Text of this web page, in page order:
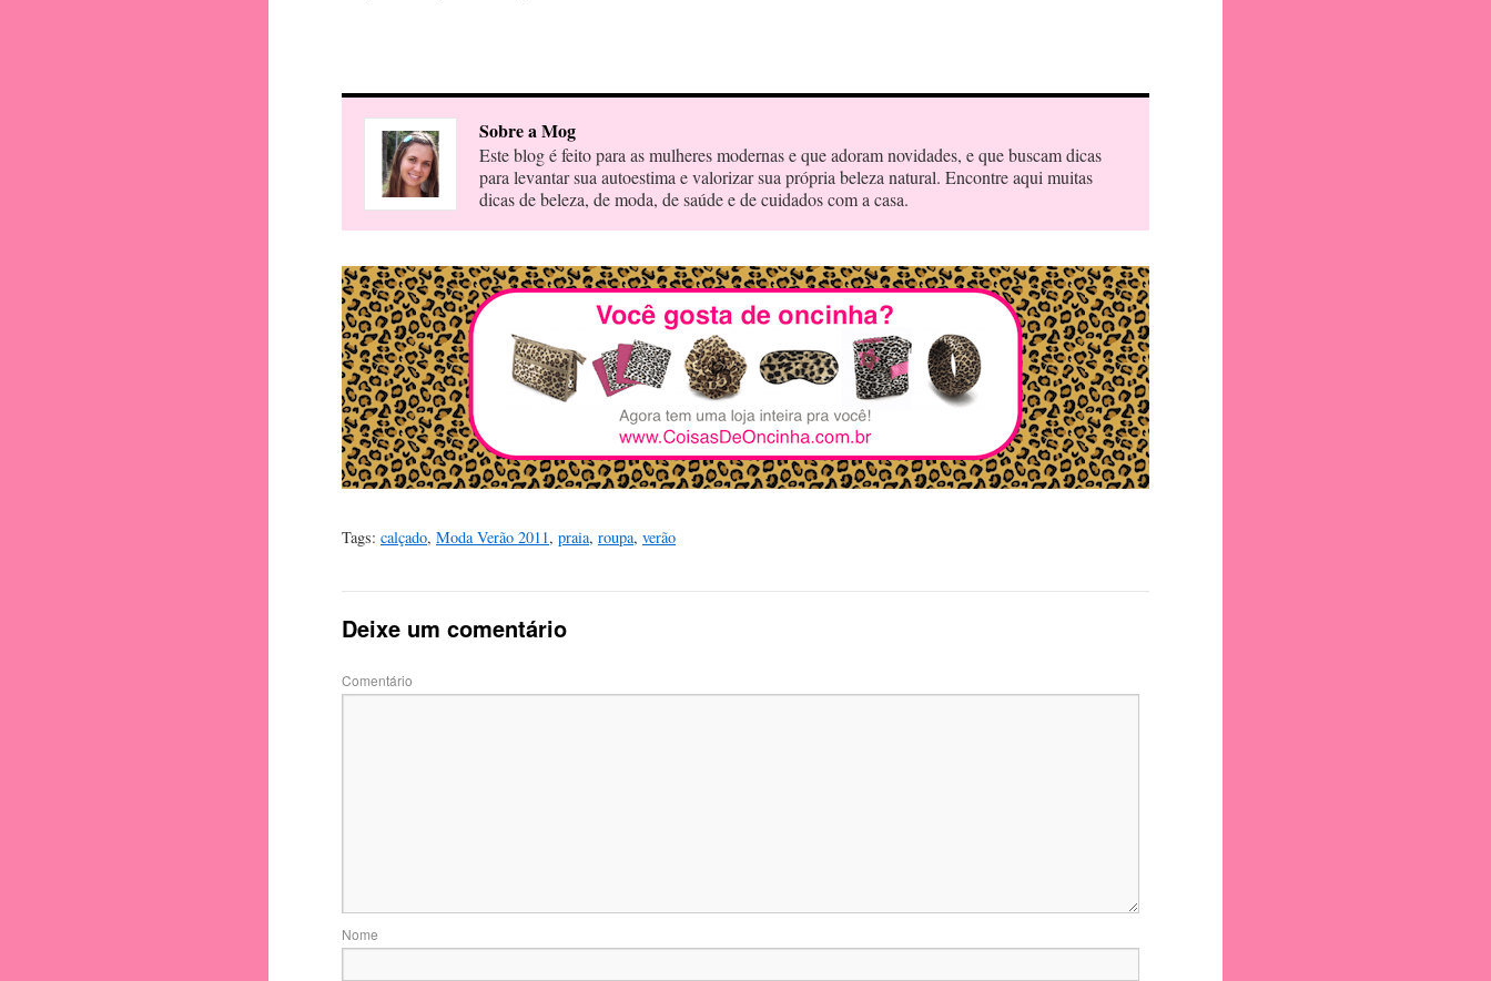
Sobre a Mog
Este blog é feito para as mulheres modernas e que adoram novidades, e que buscam dicas
para levantar sua autoestima e valorizar sua própria beleza natural. Encontre aqui muitas
dicas de beleza, de moda, de saúde e de cuidados com a casa.
Tags: calçado, Moda Verão 2011, praia, roupa, verão
Deixe um comentário
Comentário
Nome